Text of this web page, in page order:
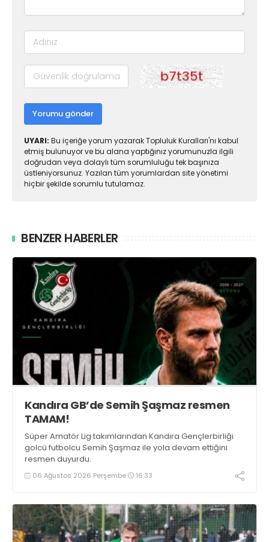
Yorumu gönder
UYARI: Bu içeriğe yorum yazarak Topluluk Kuralları'nı kabul
etmiş bulunuyor ve bu alana yaptığınız yorumunuzla ilgili
doğrudan veya dolaylı tüm sorumluluğu tek başınıza
üstleniyorsunuz. Yazılan tüm yorumlardan site yönetimi
hiçbir şekilde sorumlu tutulamaz.
BENZER HABERLER
Kandıra GB’de Semih Şaşmaz resmen
TAMAM!
Süper Amatör Lig takımlarından Kandıra Gençlerbirliği
golcü futbolcu Semih Şaşmaz ile yola devam ettiğini
resmen duyurdu.
06 Ağustos 2026 Perşembe 16:33